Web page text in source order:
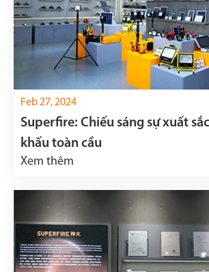
Feb 27, 2024
Superfire: Chiếu sáng sự xuất
khấu toàn cầu
Xem thêm